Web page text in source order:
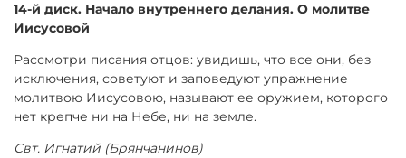
14-й диск. Начало внутреннего делания. О молитве
Иисусовой
Рассмотри писания отцов: увидишь, что все они, без
исключения, советуют и заповедуют упражнение
молитвою Иисусовою, называют ее оружием, которого
нет крепче ни на Небе, ни на земле.
Свт. Игнатий (Брянчанинов)